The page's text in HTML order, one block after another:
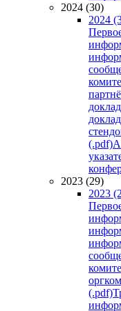
2024 (30)
2024
(.pdf)
2023 (29)
2023
(.pdf)